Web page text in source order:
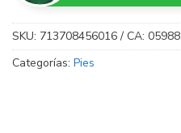
SKU: 713708456016 / CA: 05988
Categorías: Pies